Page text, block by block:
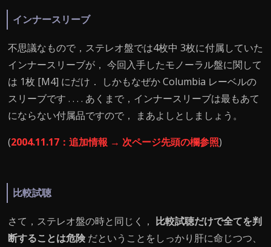
インナースリーブ
不思議なもので，ステレオ盤では4枚中 3枚に付属していた
インナースリーブが， 今回入手したモノーラル盤に関して
は 1枚 [M4] にだけ． しかもなぜか Columbia レーベルの
スリーブです . . . . あくまで，インナースリーブは最もあて
にならない付属品ですので， まあよしとしましょう。
(2004.11.17：追加情報 → 次ページ先頭の欄参照)
比較試聴
さて，ステレオ盤の時と同じく， 比較試聴だけで全てを判
断することは危険だということをしっかり肝に命じつつ、